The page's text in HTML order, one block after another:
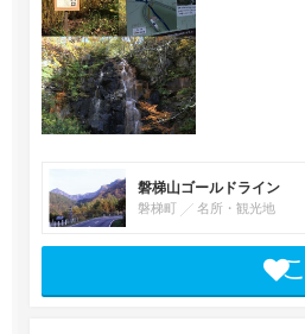
磐梯山ゴールドライン
磐梯町 名所・観光地